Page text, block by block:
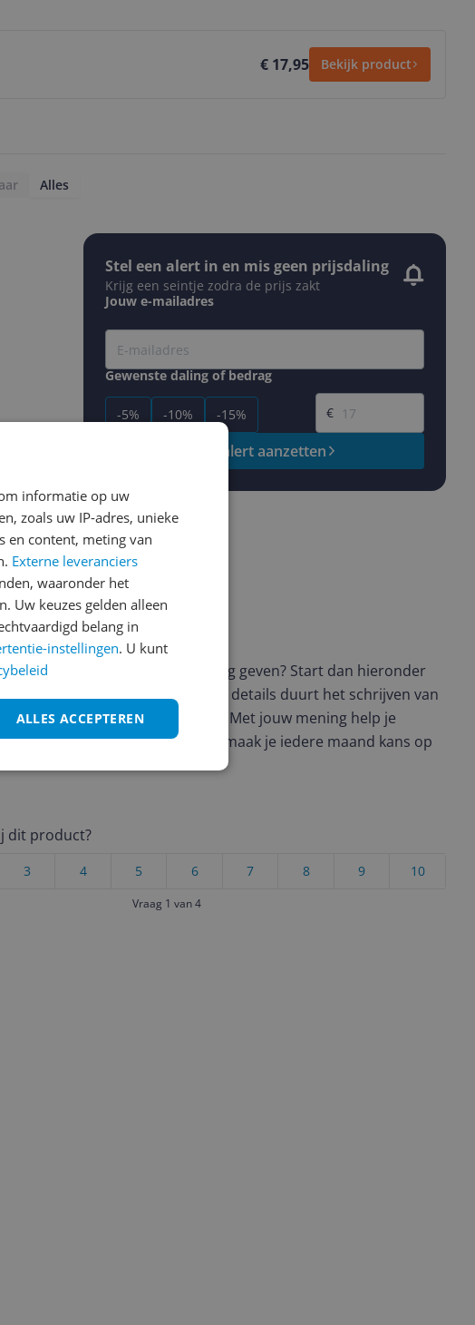
€ 17,95 Bekijk product
Alles
Stel een alert in en mis geen prijsdaling
Krijg een seintje zodra de prijs zakt
Jouw e-mailadres
Gewenste daling of bedrag
-5% -10% -15%
Gewenste prijs
€
Prijsalert aanzetten
reviews geschreven
in bezit en wil je graag je mening geven? Start dan hieronder
van je review. Afhankelijk van de details duurt het schrijven van
tussen de 3 en 10 minuten. Met jouw mening help je
een betere keuze te maken én maak je iedere maand kans op
dit product?
10
9
8
7
6
5
4
3
Vraag 1 van 4
informatie op uw
zoals uw IP-adres, unieke
en content, meting van
Externe leveranciers
waaronder het
Uw keuzes gelden alleen
belang in
instellingen. U kunt
ALLES ACCEPTEREN